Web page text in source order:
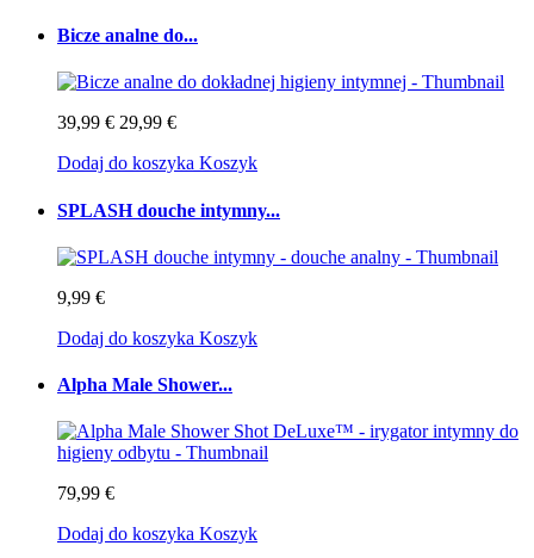
Bicze analne do...
39,99 € 29,99 €
Dodaj do koszyka Koszyk
SPLASH douche intymny...
9,99 €
Dodaj do koszyka Koszyk
Alpha Male Shower...
79,99 €
Dodaj do koszyka Koszyk